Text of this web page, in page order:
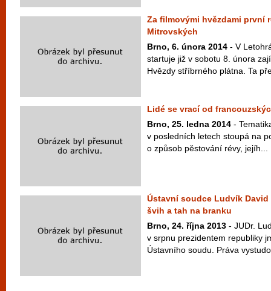
Za filmovými hvězdami první
Mitrovských
Brno, 6. února 2014 - V
startuje již v sobotu 8. února
Hvězdy stříbrného plátna. Ta
Lidé se vrací od
Brno, 25. ledna 2014 -
v posledních letech stoupá na
o způsob pěstování révy, jejíh...
Ústavní soudce Ludvík
švih a tah na branku
Brno, 24. října 2013 - JUDr.
v srpnu prezidentem republiky
Ústavního soudu. Práva